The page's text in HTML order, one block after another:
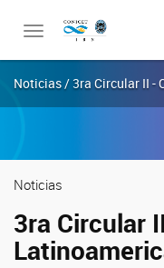
Toggle
Noticias / 3ra Circular II -
Noticias
3ra Circular